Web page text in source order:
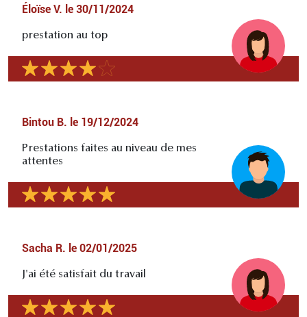
Éloïse V. le 30/11/2024
prestation au top
Bintou B. le 19/12/2024
Prestations faites au niveau de mes
attentes
Sacha R. le 02/01/2025
J'ai été satisfait du travail